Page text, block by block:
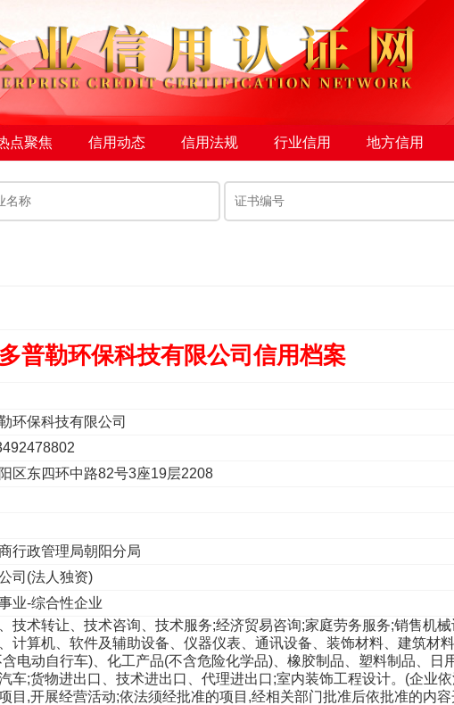
点聚焦 信用动态 信用法规 行业信用 地方信用
普勒环保科技有限公司信用档案
环保科技有限公司
区东四环中路82号3座19层2208
行政管理局朝阳分局
司(法人独资)
业-综合性企业
技术转让、技术咨询、技术服务;经济贸易咨询;家庭劳务服务;销售机械
计算机、软件及辅助设备、仪器仪表、通讯设备、装饰材料、建筑材
电动自行车)、化工产品(不含危险化学品)、橡胶制品、塑料制品、日
车;货物进出口、技术进出口、代理进出口;室内装饰工程设计。(企业
目,开展经营活动;依法须经批准的项目,经相关部门批准后依批准的内